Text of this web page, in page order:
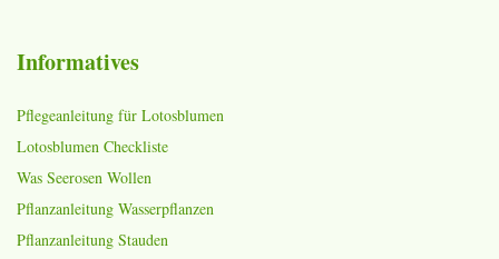
Informatives
Pflegeanleitung für Lotosblumen
Lotosblumen Checkliste
Was Seerosen Wollen
Pflanzanleitung Wasserpflanzen
Pflanzanleitung Stauden